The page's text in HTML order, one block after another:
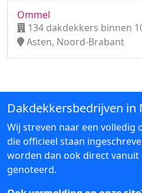
Ommel
134 dakdekkers binnen
Asten, Noord-Brabant
Dakdekkersbedrijven in
Wij streven naar een volledig
die officieel staan
worden dan ook direct vanuit
genoteerd.